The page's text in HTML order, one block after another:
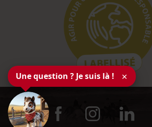
Une question ? Je suis là ! ×